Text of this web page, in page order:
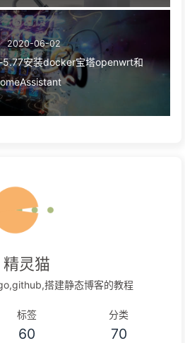
2020-06-02
5.77安装docker宝塔openwrt和
精灵猫
搭建静态博客的教程
标签
60
分类
70